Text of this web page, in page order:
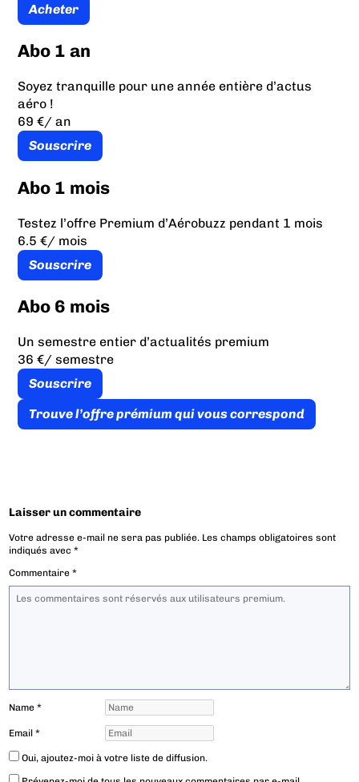
Acheter
Abo 1 an
Soyez tranquille pour une année entière d’actus
aéro !
69 €/ an
Souscrire
Abo 1 mois
Testez l’offre Premium d’Aérobuzz pendant 1 mois
6.5 €/ mois
Souscrire
Abo 6 mois
Un semestre entier d’actualités premium
36 €/ semestre
Souscrire
Trouve l’offre prémium qui vous correspond
Laisser un commentaire
Votre adresse e-mail ne sera pas publiée. Les champs obligatoires sont
indiqués avec*
Commentaire*
Name*
Email*
Oui, ajoutez-moi à votre liste de diffusion.